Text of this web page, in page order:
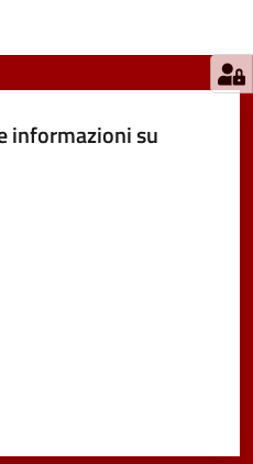
informazioni su